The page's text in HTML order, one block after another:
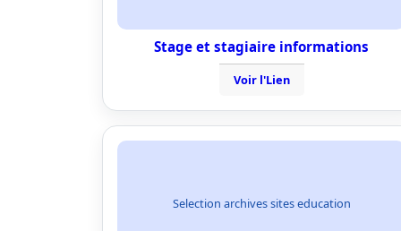
Stage et stagiaire informations
Voir l'Lien
Selection archives sites education